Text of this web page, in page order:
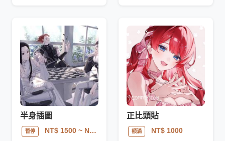
半身插圖
暫停 NT$ 1500~ NT$ 5000
正比頭貼
額滿 NT$ 1000